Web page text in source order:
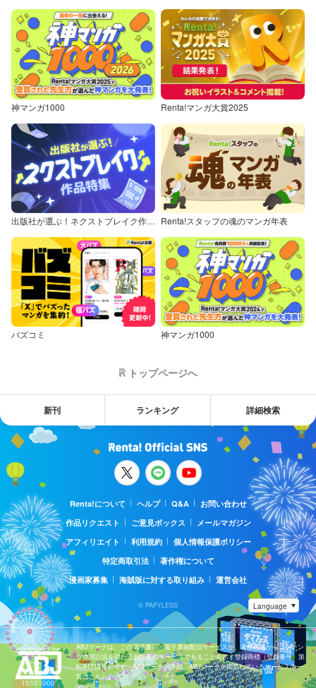
神マンガ1000 Renta!マンガ大賞2025
出版社が選ぶ！ネクストブレイク作品特集 Renta!スタッフの魂のマンガ年表
バズコミ 神マンガ1000
トップページへ
新刊 ランキング 詳細検索
Renta!について ヘルプ Q&A
お問い合わせ
作品リクエスト
ご意見ボックス
メールマガジン
アフィリエイト
利用規約
個人情報保護ポリシー
特定商取引法
著作権について
漫画家募集
海賊版に対する取り組み 運営会社
© PAPYLESS
ABJマークは、この電子書店・電子書籍配信サービスが、著作権者からコンテン
ツ使用許諾を得た正規版配信サービスであることを示す登録商標（登録番号 第
6091713号）です。ABJマークの詳細、ABJマークを掲示しているサービスの一
覧はこちら。
https://aebs.or.jp